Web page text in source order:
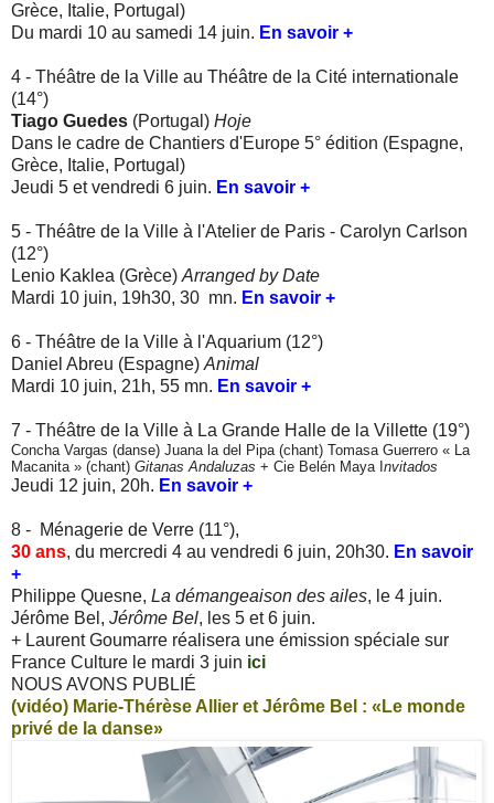
Grèce, Italie, Portugal)
Du mardi 10 au samedi 14 juin. En savoir +
4 - Théâtre de la Ville au Théâtre de la Cité internationale
(14°)
Tiago Guedes (Portugal) Hoje
Dans le cadre de Chantiers d'Europe 5° édition (Espagne,
Grèce, Italie, Portugal)
Jeudi 5 et vendredi 6 juin. En savoir +
5 - Théâtre de la Ville à l'Atelier de Paris - Carolyn Carlson
(12°)
Lenio Kaklea (Grèce) Arranged by Date
Mardi 10 juin, 19h30, 30 mn. En savoir +
6 - Théâtre de la Ville à l'Aquarium (12°)
Daniel Abreu (Espagne) Animal
Mardi 10 juin, 21h, 55 mn. En savoir +
7 - Théâtre de la Ville à La Grande Halle de la Villette (19°)
Concha Vargas (danse) Juana la del Pipa (chant) Tomasa Guerrero « La
Macanita » (chant) Gitanas Andaluzas + Cie Belén Maya I nvitados
Jeudi 12 juin, 20h. En savoir +
8 - Ménagerie de Verre (11°),
30 ans, du mercredi 4 au vendredi 6 juin, 20h30. En savoir
+
Philippe Quesne, La démangeaison des ailes, le 4 juin.
Jérôme Bel, Jérôme Bel, les 5 et 6 juin.
+ Laurent Goumarre réalisera une émission spéciale sur
France Culture le mardi 3 juin ici
NOUS AVONS PUBLIÉ
(vidéo) Marie-Thérèse Allier et Jérôme Bel : «Le monde
privé de la danse»